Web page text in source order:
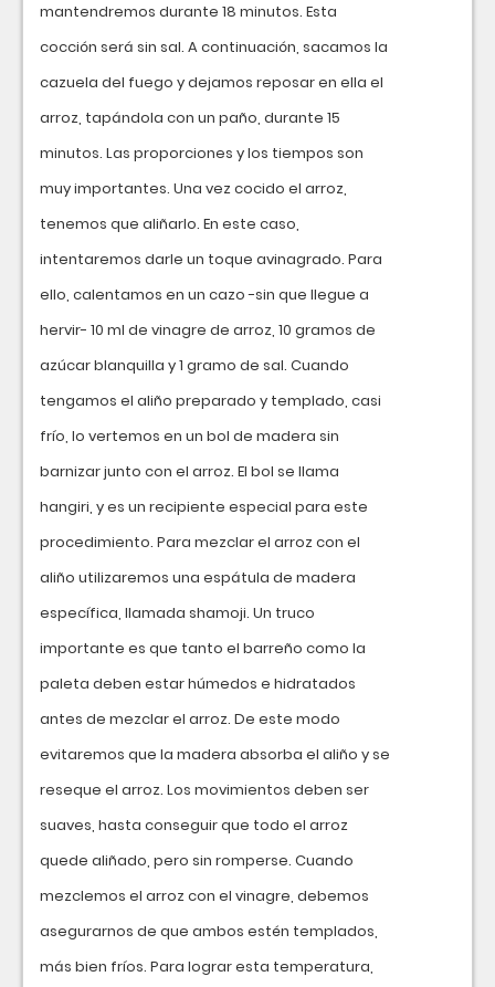
mantendremos durante 18 minutos. Esta
cocción será sin sal. A continuación, sacamos la
cazuela del fuego y dejamos reposar en ella el
arroz, tapándola con un paño, durante 15
minutos. Las proporciones y los tiempos son
muy importantes. Una vez cocido el arroz,
tenemos que aliñarlo. En este caso,
intentaremos darle un toque avinagrado. Para
ello, calentamos en un cazo -sin que llegue a
hervir- 10 ml de vinagre de arroz, 10 gramos de
azúcar blanquilla y 1 gramo de sal. Cuando
tengamos el aliño preparado y templado, casi
frío, lo vertemos en un bol de madera sin
barnizar junto con el arroz. El bol se llama
hangiri, y es un recipiente especial para este
procedimiento. Para mezclar el arroz con el
aliño utilizaremos una espátula de madera
específica, llamada shamoji. Un truco
importante es que tanto el barreño como la
paleta deben estar húmedos e hidratados
antes de mezclar el arroz. De este modo
evitaremos que la madera absorba el aliño y se
reseque el arroz. Los movimientos deben ser
suaves, hasta conseguir que todo el arroz
quede aliñado, pero sin romperse. Cuando
mezclemos el arroz con el vinagre, debemos
asegurarnos de que ambos estén templados,
más bien fríos. Para lograr esta temperatura,